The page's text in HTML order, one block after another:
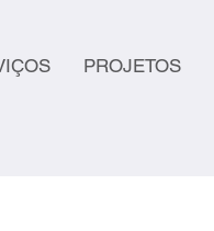
PROJETOS